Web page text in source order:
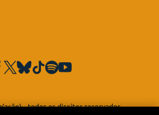
- todos os direitos reservados